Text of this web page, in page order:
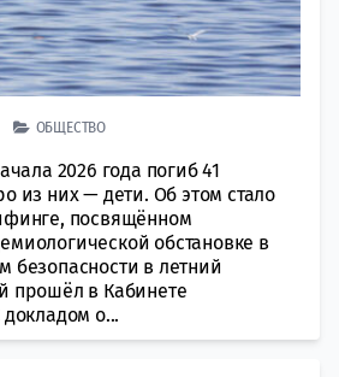
ОБЩЕСТВО
2026 года погиб 41
из них — дети. Об этом стало
посвящённом
обстановке в
безопасности в летний
прошёл в Кабинете
о...